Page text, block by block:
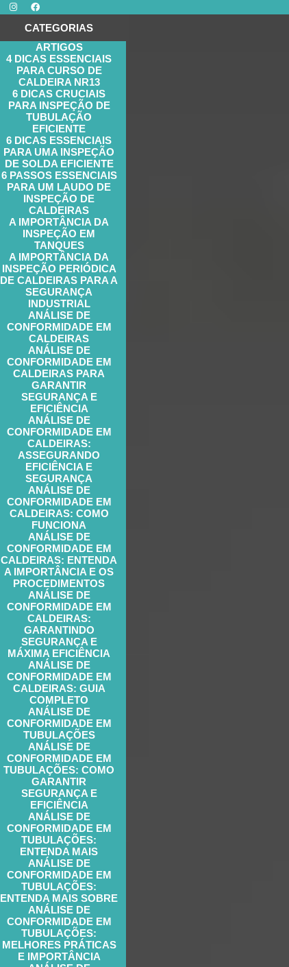
CATEGORIAS
ARTIGOS
4 DICAS ESSENCIAIS
PARA CURSO DE
CALDEIRA NR13
6 DICAS CRUCIAIS
PARA INSPEÇÃO DE
TUBULAÇÃO
EFICIENTE
6 DICAS ESSENCIAIS
PARA UMA INSPEÇÃO
DE SOLDA EFICIENTE
6 PASSOS ESSENCIAIS
PARA UM LAUDO DE
INSPEÇÃO DE
CALDEIRAS
A IMPORTÂNCIA DA
INSPEÇÃO EM
TANQUES
A IMPORTÂNCIA DA
INSPEÇÃO PERIÓDICA
DE CALDEIRAS PARA A
SEGURANÇA
INDUSTRIAL
ANÁLISE DE
CONFORMIDADE EM
CALDEIRAS
ANÁLISE DE
CONFORMIDADE EM
CALDEIRAS PARA
GARANTIR
SEGURANÇA E
EFICIÊNCIA
ANÁLISE DE
CONFORMIDADE EM
CALDEIRAS:
ASSEGURANDO
EFICIÊNCIA E
SEGURANÇA
ANÁLISE DE
CONFORMIDADE EM
CALDEIRAS: COMO
FUNCIONA
ANÁLISE DE
CONFORMIDADE EM
CALDEIRAS: ENTENDA
A IMPORTÂNCIA E OS
PROCEDIMENTOS
ANÁLISE DE
CONFORMIDADE EM
CALDEIRAS:
GARANTINDO
SEGURANÇA E
MÁXIMA EFICIÊNCIA
ANÁLISE DE
CONFORMIDADE EM
CALDEIRAS: GUIA
COMPLETO
ANÁLISE DE
CONFORMIDADE EM
TUBULAÇÕES
ANÁLISE DE
CONFORMIDADE EM
TUBULAÇÕES: COMO
GARANTIR
SEGURANÇA E
EFICIÊNCIA
ANÁLISE DE
CONFORMIDADE EM
TUBULAÇÕES:
ENTENDA MAIS
ANÁLISE DE
CONFORMIDADE EM
TUBULAÇÕES:
ENTENDA MAIS SOBRE
ANÁLISE DE
CONFORMIDADE EM
TUBULAÇÕES:
MELHORES PRÁTICAS
E IMPORTÂNCIA